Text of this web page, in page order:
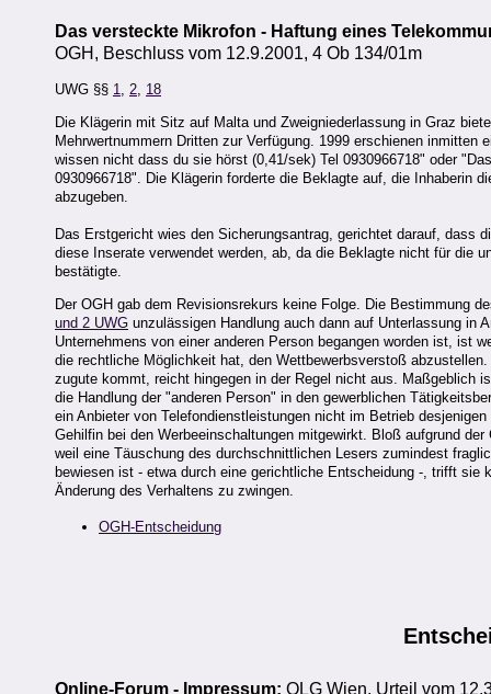
Das versteckte Mikrofon - Haftung eines
OGH, Beschluss vom 12.9.2001, 4 Ob 134/01m
UWG §§ 1 2 18
Die Klägerin mit Sitz auf Malta und Zweigniederlassung in Graz
Mehrwertnummern Dritten zur Verfügung. 1999 erschienen
wissen nicht dass du sie hörst (0,41/sek) Tel 0930966718" oder
0930966718". Die Klägerin forderte die Beklagte auf, die Inhaberin
abzugeben.
Das Erstgericht wies den Sicherungsantrag, gerichtet darauf, dass
diese Inserate verwendet werden, ab, da die Beklagte nicht für die
bestätigte.
Der OGH gab dem Revisionsrekurs keine Folge. Die Bestimmung
und 2 UWG unzulässigen Handlung auch dann auf Unterlassung in
Unternehmens von einer anderen Person begangen worden ist, ist
die rechtliche Möglichkeit hat, den Wettbewerbsverstoß
zugute kommt, reicht hingegen in der Regel nicht aus. Maßgeblich
die Handlung der "anderen Person" in den gewerblichen
ein Anbieter von Telefondienstleistungen nicht im Betrieb
Gehilfin bei den Werbeeinschaltungen mitgewirkt. Bloß aufgrund
weil eine Täuschung des durchschnittlichen Lesers zumindest
bewiesen ist - etwa durch eine gerichtliche Entscheidung -, trifft sie
Änderung des Verhaltens zu zwingen.
OGH-Entscheidung
Online-Forum - Impressum: OLG Wien, Urteil vom